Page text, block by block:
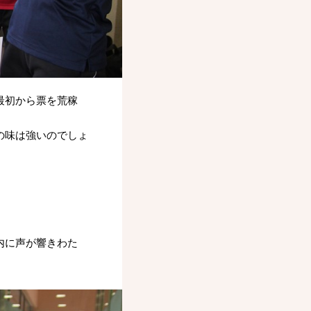
初から票を荒稼
は強いのでしょ
に声が響きわた